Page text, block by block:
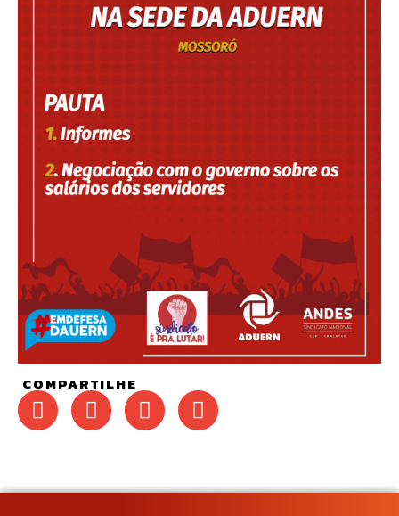
COMPARTILHE